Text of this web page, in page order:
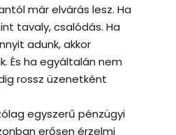
már elvárás lesz. Ha
tavaly, csalódás. Ha
adunk, akkor
És ha egyáltalán nem
rossz üzenetként
egyszerű pénzügyi
erősen érzelmi